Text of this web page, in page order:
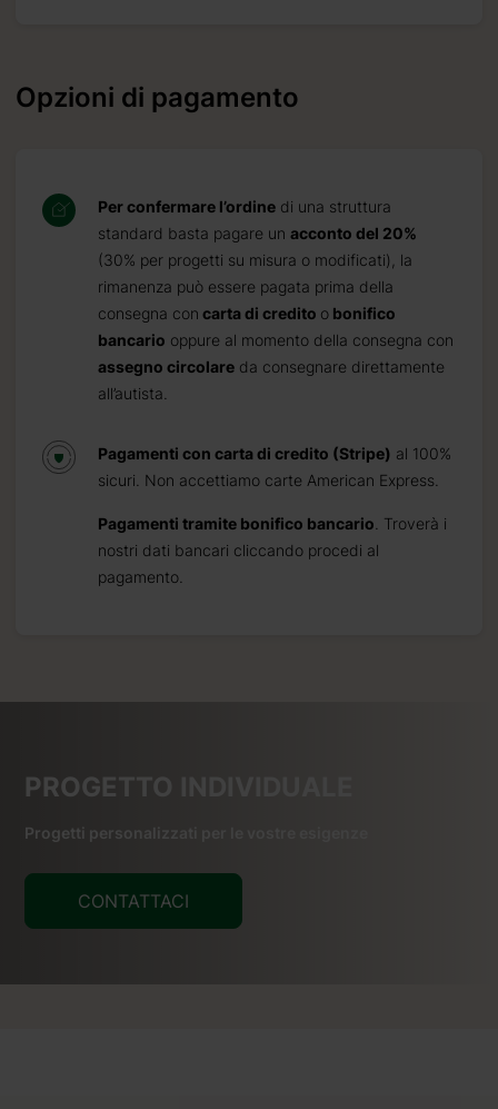
Opzioni di pagamento
Per confermare l’ordine di una struttura
standard basta pagare un acconto del 20%
(30% per progetti su misura o modificati), la
rimanenza può essere pagata prima della
consegna con carta di credito o bonifico
bancario oppure al momento della consegna con
assegno circolare da consegnare direttamente
all’autista.
Pagamenti con carta di credito (Stripe) al 100%
sicuri. Non accettiamo carte American Express.
Pagamenti tramite bonifico bancario . Troverà i
nostri dati bancari cliccando procedi al
pagamento.
PROGETTO INDIVIDUALE
Progetti personalizzati per le vostre esigenze
CONTATTACI